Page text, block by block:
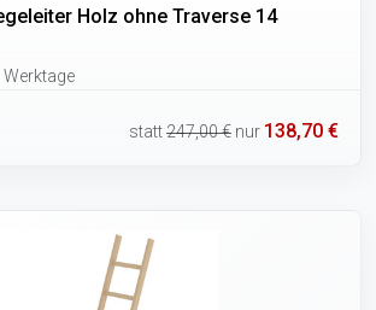
Holz ohne Traverse 14
statt247,00 € nur 138,70 €